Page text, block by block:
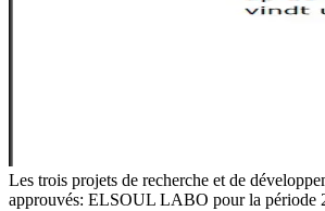
Les trois projets de recherche et de
approuvés: ELSOUL LABO pour la période